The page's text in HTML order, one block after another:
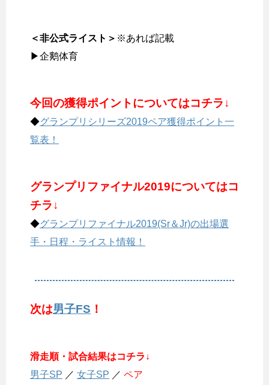
＜非公式ライスト＞ ※あれば記載
▶企鹅体育
今回の獲得ポイントについてはコチラ↓
◆グランプリシリーズ2019ペア獲得ポイント一
覧表！
グランプリファイナル2019についてはコ
チラ↓
◆グランプリファイナル2019(Sr＆Jr)の出場選
手・日程・ライスト情報！
次は男子FS ！
滑走順・試合結果はコチラ↓
男子SP ／ 女子SP ／ ペア